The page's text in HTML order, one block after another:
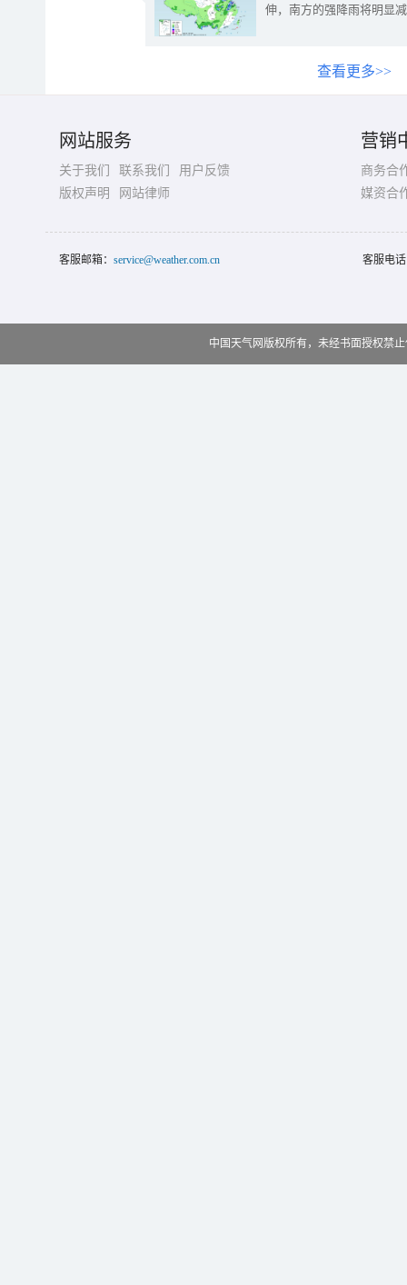
伸，南方的强降雨将明显
查看更多>>
网站服务
关于我们 联系我们
用户反馈
版权声明
网站律师
营销
商务合
媒资合
客服邮箱： service@weather.com.cn 客服电
中国天气网版权所有，未经书面授权